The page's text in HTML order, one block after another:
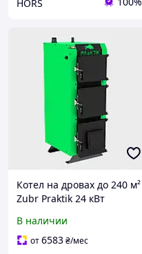
HORS
Котел на дровах до 240 м²
Zubr Praktik 24 кВт
Котел твердотопливный
для отопления
В наличии
от6583₴/мес